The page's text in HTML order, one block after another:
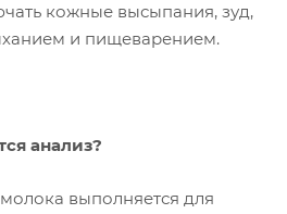
кожные высыпания, зуд,
и пищеварением.
анализ?
выполняется для